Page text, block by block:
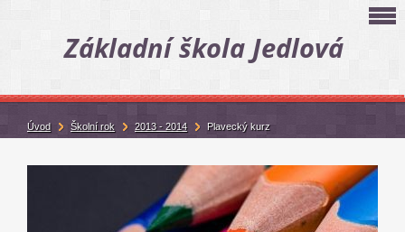
Základní škola Jedlová
Úvod Školní rok 2013 - 2014 Plavecký kurz